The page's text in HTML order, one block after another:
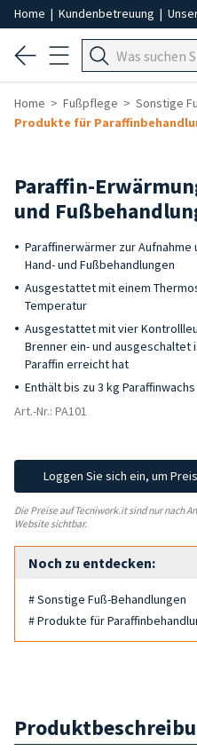
Home | Kundenbetreuung |
Home Fußpflege
Sonstige
Produkte für
Paraffin-
und
Paraffinerwärmer zur Aufnahme
Hand- und Fußbehandlungen
Ausgestattet mit einem
Temperatur
Ausgestattet mit vier
Brenner ein- und ausgeschaltet
Paraffin erreicht hat
Enthält bis zu 3 kg Paraffinwachs
Art.-Nr.: PA101
Loggen Sie sich ein, um
Die Preise auf Tecniwork.it sind nur nach
Website sichtbar.
Noch zu entdecken:
# Sonstige Fuß-Behandlungen
# Produkte für